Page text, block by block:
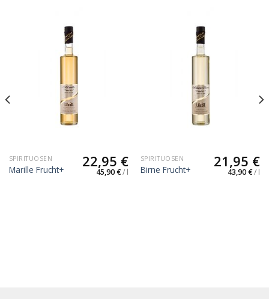
SPIRITUOSEN
Marille Frucht+ 22,95 €
45,90€/l
SPIRITUOSEN
Birne Frucht+ 21,95 €
43,90€/l